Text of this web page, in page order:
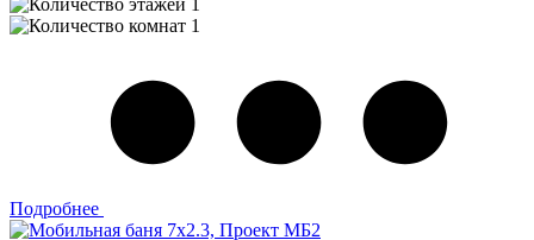
1
1
Подробнее